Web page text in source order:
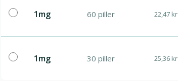
1mg 60 piller 22,47 kr
1mg 30 piller 25,36 kr